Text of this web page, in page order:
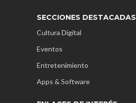
SECCIONES DESTACADAS
Cultura Digital
Eventos
Entretenimiento
Apps & Software